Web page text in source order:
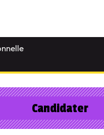
Candidater